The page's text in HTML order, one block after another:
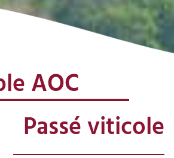
AOC
Passé viticole